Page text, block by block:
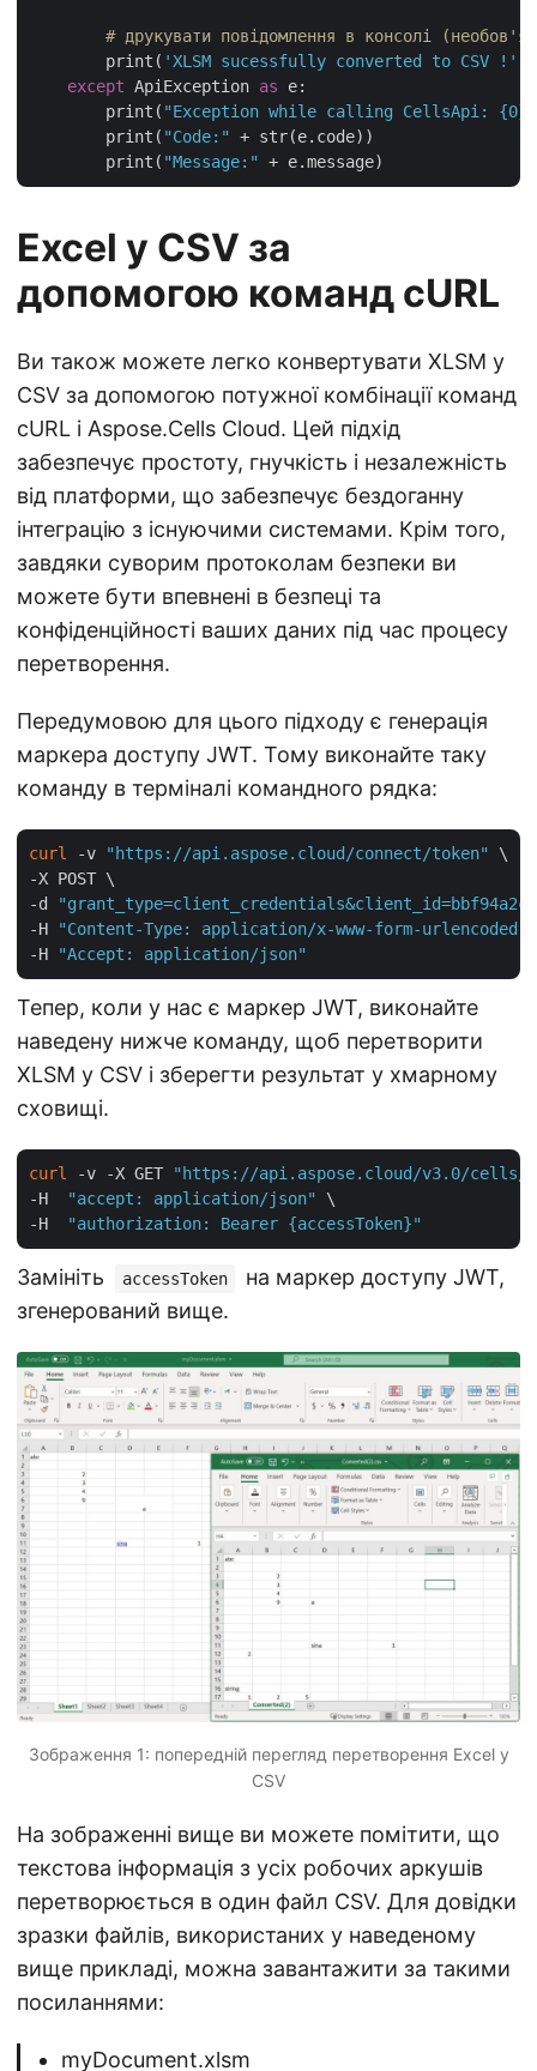
# друкувати повідомлення в консолі
        print(
'XLSM sucessfully converted to CSV !'
except ApiException as e:
        print(
"Exception while calling CellsApi: {0}"
        print(
"Code:"
+ str(e.code))
        print(
"Message:"
Excel у CSV за
допомогою команд cURL
Ви також можете легко конвертувати XLSM у
CSV за допомогою потужної комбінації команд
cURL і Aspose.Cells Cloud. Цей підхід
забезпечує простоту, гнучкість і незалежність
від платформи, що забезпечує бездоганну
інтеграцію з існуючими системами. Крім того,
завдяки суворим протоколам безпеки ви
можете бути впевнені в безпеці та
конфіденційності ваших даних під час процесу
перетворення.
Передумовою для цього підходу є генерація
маркера доступу JWT. Тому виконайте таку
команду в терміналі командного рядка:
curl -v "https://api.aspose.cloud/connect/token"
\
-X POST \
-d
"grant_type=client_credentials&client_id=bbf94a2c-
-H
"Content-Type: application/x-www-form-urlencoded"
-H
"Accept: application/json"
Тепер, коли у нас є маркер JWT, виконайте
наведену нижче команду, щоб перетворити
XLSM у CSV і зберегти результат у хмарному
сховищі.
curl -v -X GET
"https://api.aspose.cloud/v3.0/cells/
-H
"accept: application/json"
\
-H
"authorization: Bearer {accessToken}"
Замініть accessToken
на маркер доступу JWT,
згенерований вище.
Зображення 1: попередній перегляд перетворення Excel у
CSV
На зображенні вище ви можете помітити, що
текстова інформація з усіх робочих аркушів
перетворюється в один файл CSV. Для довідки
зразки файлів, використаних у наведеному
вище прикладі, можна завантажити за такими
посиланнями:
myDocument.xlsm